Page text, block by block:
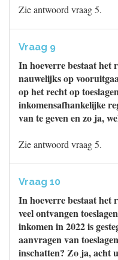
Zie antwoord vraag 5.
Vraag 9
In hoeverre bestaat het
nauwelijks op
op het recht op
inkomensafhankelijke
van te geven en zo ja,
Zie antwoord vraag 5.
Vraag 10
In hoeverre bestaat het
veel ontvangen
inkomen in 2022 is
aanvragen van
inschatten? Zo ja, acht